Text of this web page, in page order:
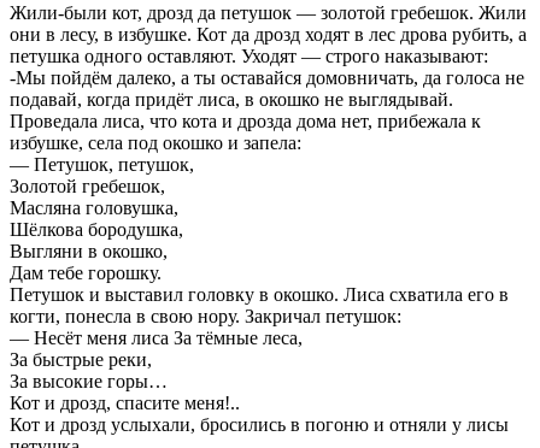
Жили-были кот, дрозд да петушок — золотой гребешок. Жили
они в лесу, в избушке. Кот да дрозд ходят в лес дрова рубить, а
петушка одного оставляют. Уходят — строго наказывают:
-Мы пойдём далеко, а ты оставайся домовничать, да голоса не
подавай, когда придёт лиса, в окошко не выглядывай.
Проведала лиса, что кота и дрозда дома нет, прибежала к
избушке, села под окошко и запела:
— Петушок, петушок,
Золотой гребешок,
Масляна головушка,
Шёлкова бородушка,
Выгляни в окошко,
Дам тебе горошку.
Петушок и выставил головку в окошко. Лиса схватила его в
когти, понесла в свою нору. Закричал петушок:
— Несёт меня лиса За тёмные леса,
За быстрые реки,
За высокие горы…
Кот и дрозд, спасите меня!..
Кот и дрозд услыхали, бросились в погоню и отняли у лисы